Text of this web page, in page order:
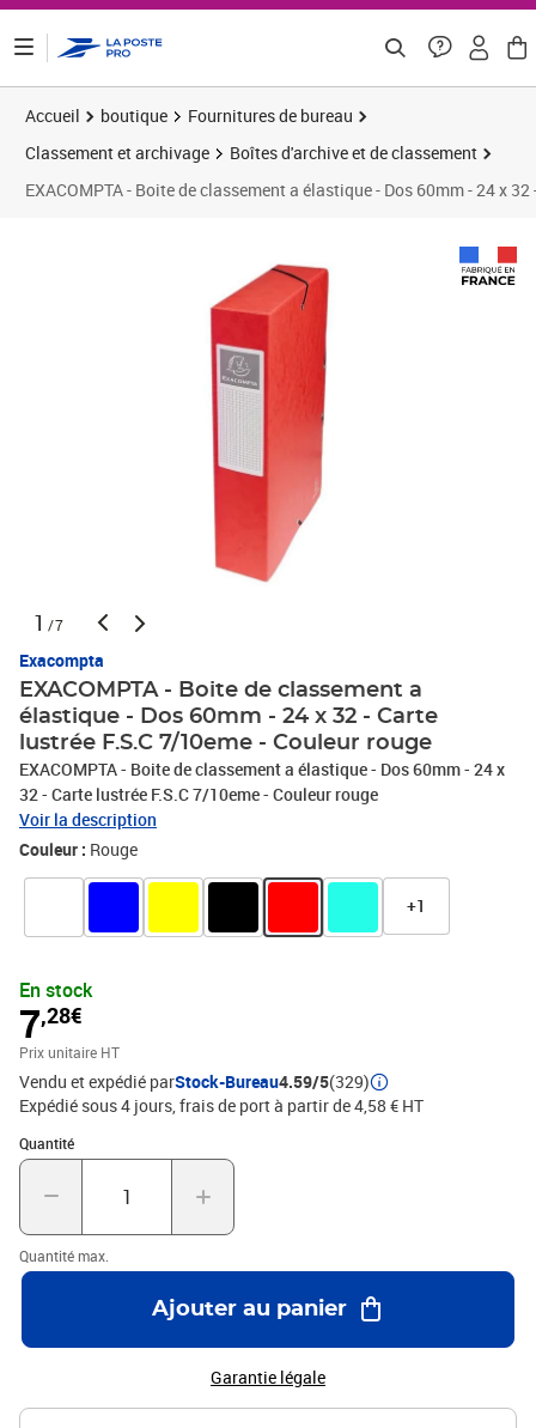
Accueil boutique
Fournitures de bureau
Classement et archivage
Boîtes d'archive et de classement
EXACOMPTA - Boite de classement a élastique - Dos 60mm - 24 x
1 /7
Exacompta
EXACOMPTA - Boite de classement a
élastique - Dos 60mm - 24 x 32 - Carte
lustrée F.S.C 7/10eme - Couleur rouge
EXACOMPTA - Boite de classement a élastique - Dos 60mm - 24 x
32 - Carte lustrée F.S.C 7/10eme - Couleur rouge
Voir la description
Couleur : Rouge
+1
En stock
7,28€
Prix unitaire HT
Vendu et expédié parStock-Bureau4.59/5(329)
Expédié sous 4 jours, frais de port à partir de 4,58 € HT
Quantité
Quantité : 1
Quantité max.
Ajouter au panier
Garantie légale